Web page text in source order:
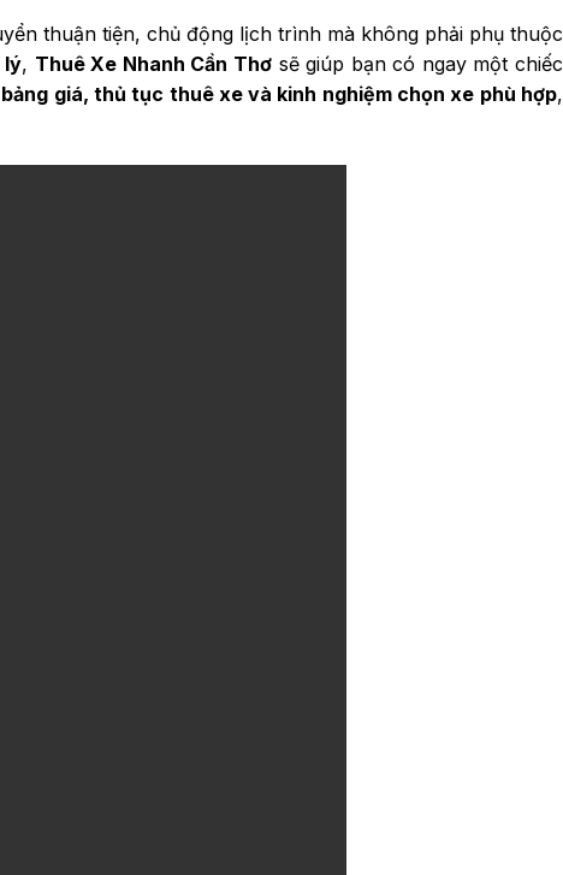
thuận tiện, chủ động lịch trình mà không phải phụ thuộc
lý, Thuê Xe Nhanh Cần Thơsẽ giúp bạn có ngay một chiếc
bảng giá, thủ tục thuê xe và kinh nghiệm chọn xe phù hợp,